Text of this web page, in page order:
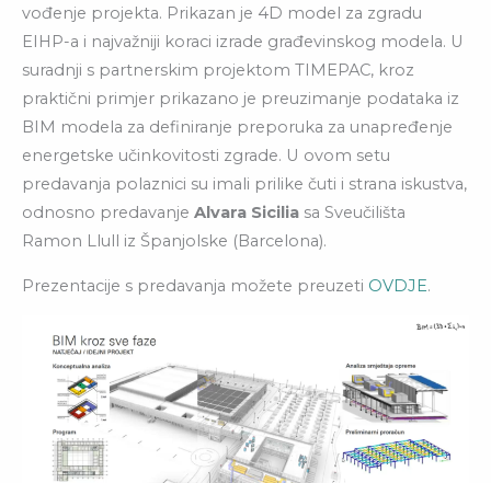
vođenje projekta. Prikazan je 4D model za zgradu
EIHP-a i najvažniji koraci izrade građevinskog modela. U
suradnji s partnerskim projektom TIMEPAC, kroz
praktični primjer prikazano je preuzimanje podataka iz
BIM modela za definiranje preporuka za unapređenje
energetske učinkovitosti zgrade. U ovom setu
predavanja polaznici su imali prilike čuti i strana iskustva,
odnosno predavanje Alvara Sicilia sa Sveučilišta
Ramon Llull iz Španjolske (Barcelona).
Prezentacije s predavanja možete preuzeti OVDJE.